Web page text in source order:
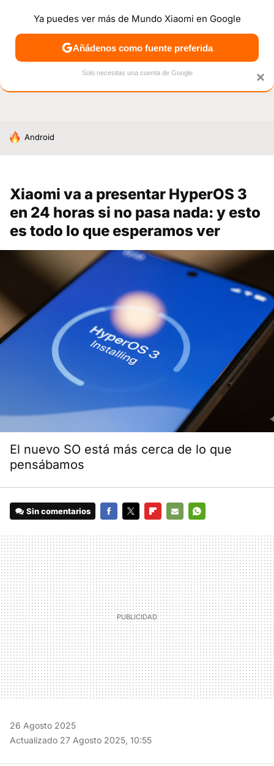
NOTICIAS MÓVILES TUTORIALES OFERTAS
HOY SE HABLA DE
Android
Xiaomi va a presentar HyperOS 3
en 24 horas si no pasa nada: y esto
es todo lo que esperamos ver
El nuevo SO está más cerca de lo que
pensábamos
Sin comentarios
MAIL
26 Agosto 2025
Actualizado 27 Agosto 2025, 10:55
×
Ya puedes ver más de Mundo Xiaomi en Google
Añádenos como fuente preferida
Solo necesitas una cuenta de Google